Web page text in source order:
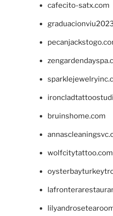
cafecito-satx.com
bruinshome.com
wolfcitytattoo.com